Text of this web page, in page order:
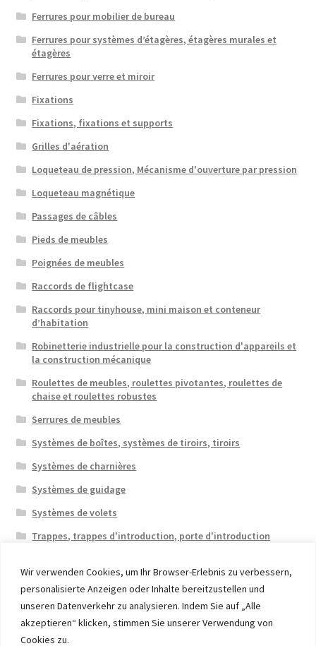
Wir verwenden Cookies, um Ihr Browser-Erlebnis zu verbessern,
personalisierte Anzeigen oder Inhalte bereitzustellen und
unseren Datenverkehr zu analysieren. Indem Sie auf „Alle
akzeptieren“ klicken, stimmen Sie unserer Verwendung von
Cookies zu.
Ferrures pour mobilier de bureau
Ferrures pour systèmes d’étagères, étagères murales et
étagères
Ferrures pour verre et miroir
Fixations
Fixations, fixations et supports
Grilles d'aération
Loqueteau de pression, Mécanisme d'ouverture par pression
Loqueteau magnétique
Passages de câbles
Pieds de meubles
Poignées de meubles
Raccords de flightcase
Raccords pour tinyhouse, mini maison et conteneur
d’habitation
Robinetterie industrielle pour la construction d'appareils et
la construction mécanique
Roulettes de meubles, roulettes pivotantes, roulettes de
chaise et roulettes robustes
Serrures de meubles
Systèmes de boîtes, systèmes de tiroirs, tiroirs
Systèmes de charnières
Systèmes de guidage
Systèmes de volets
Trappes, trappes d'introduction, porte d'introduction
© 2026 Eruon Trade UG, Germany, member of the ERUON